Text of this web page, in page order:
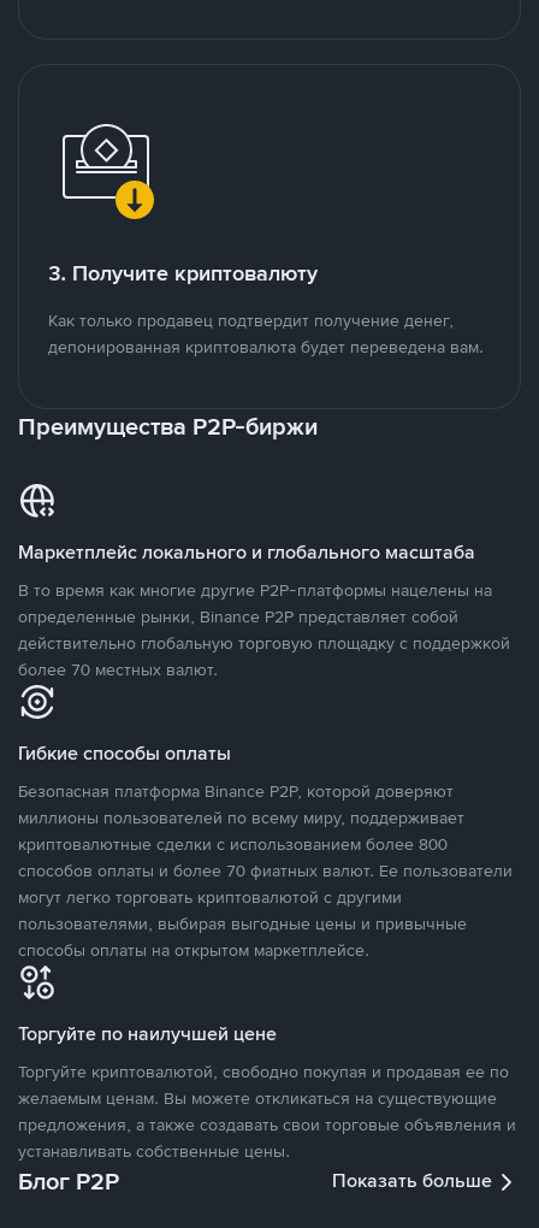
3. Получите криптовалюту
Как только продавец подтвердит получение денег,
депонированная криптовалюта будет переведена вам.
Преимущества P2P-биржи
Маркетплейс локального и глобального масштаба
В то время как многие другие P2P-платформы нацелены на
определенные рынки, Binance P2P представляет собой
действительно глобальную торговую площадку с поддержкой
более 70 местных валют.
Гибкие способы оплаты
Безопасная платформа Binance P2P, которой доверяют
миллионы пользователей по всему миру, поддерживает
криптовалютные сделки с использованием более 800
способов оплаты и более 70 фиатных валют. Ее пользователи
могут легко торговать криптовалютой с другими
пользователями, выбирая выгодные цены и привычные
способы оплаты на открытом маркетплейсе.
Торгуйте по наилучшей цене
Торгуйте криптовалютой, свободно покупая и продавая ее по
желаемым ценам. Вы можете откликаться на существующие
предложения, а также создавать свои торговые объявления и
устанавливать собственные цены.
Блог P2P Показать больше